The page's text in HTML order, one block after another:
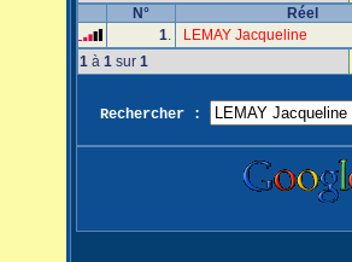
N°
Réel
1.
LEMAY Jacqueline
1 à 1 sur 1
Rechercher :